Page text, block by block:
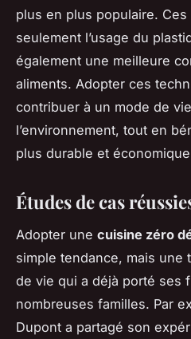
plus en plus populaire.
seulement l’usage du
également une meilleure
aliments. Adopter ces
contribuer à un mode de
l’environnement, tout en
plus durable et
Études de cas
Adopter une cuisine zéro
simple tendance, mais une
de vie qui a déjà porté ses
nombreuses familles. Par
Dupont a partagé son